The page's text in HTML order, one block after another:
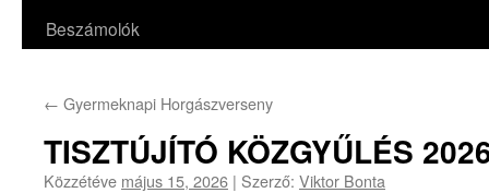
Beszámolók
← Gyermeknapi Horgászverseny
TISZTÚJÍTÓ KÖZGYŰLÉS
Közzétéve május 15, 2026 | Szerző: Viktor Bonta